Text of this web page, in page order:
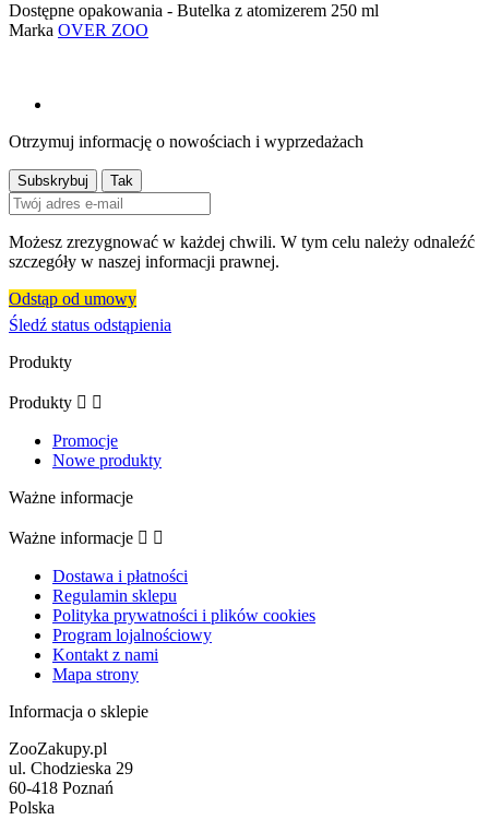
Dostępne opakowania - Butelka z atomizerem 250 ml
Marka OVER ZOO
Otrzymuj informację o nowościach i wyprzedażach
Możesz zrezygnować w każdej chwili. W tym celu należy odnaleźć
szczegóły w naszej informacji prawnej.
Odstąp od umowy
Śledź status odstąpienia
Produkty
Produkty  
Promocje
Nowe produkty
Ważne informacje
Ważne informacje  
Dostawa i płatności
Regulamin sklepu
Polityka prywatności i plików cookies
Program lojalnościowy
Kontakt z nami
Mapa strony
Informacja o sklepie
ZooZakupy.pl
ul. Chodzieska 29
60-418 Poznań
Polska